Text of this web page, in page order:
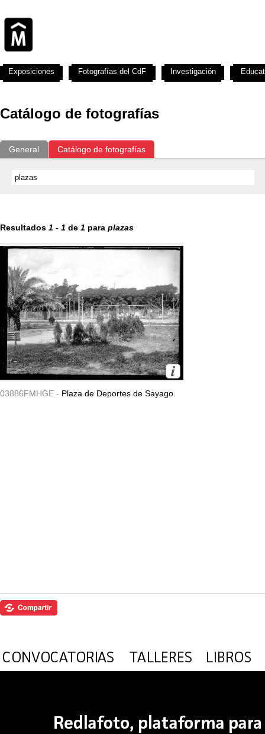
Catálogo de fotografías
General Catálogo de fotografías
Resultados 1 - 1 de 1 para plazas
03886FMHGE - Plaza de Deportes de Sayago.
Exposiciones Fotografías del CdF Investigación